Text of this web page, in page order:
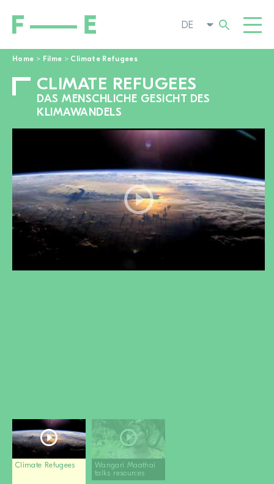
Home > Filme > Climate Refugees
CLIMATE REFUGEES
DAS MENSCHLICHE GESICHT DES
KLIMAWANDELS
Climate Refugees
Wangari Maathai
talks resources
FILME
FESTIVAL
ENGAGIEREN
AKTUELL
ÜBER UNS
Film-Kits
Login
Suchen
nach:
ZUR FILMSUCHE